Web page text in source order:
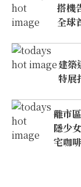
搭機
全球
建築
特展
離市
隱少
宅咖啡